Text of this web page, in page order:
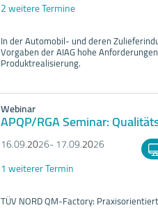
2 weitere Termine
In der Automobil- und deren
Vorgaben der AIAG hohe
Produktrealisierung.
Webinar
APQP/RGA Seminar:
16.09.2026- 17.09.2026
1 weiterer Termin
TÜV NORD QM-Factory: